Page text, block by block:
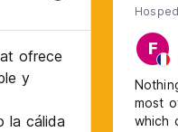
ofrece
y
la cálida
F
most
which